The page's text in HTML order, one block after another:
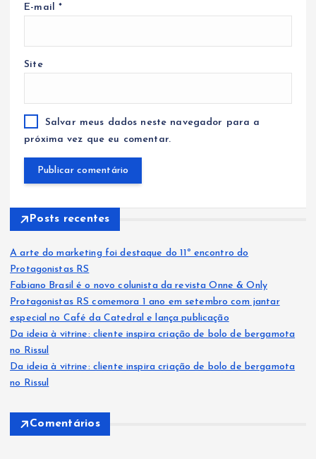
E-mail*
Site
Salvar meus dados neste navegador para a
próxima vez que eu comentar.
Posts recentes
A arte do marketing foi destaque do 11º encontro do
Protagonistas RS
Fabiano Brasil é o novo colunista da revista Onne & Only
Protagonistas RS comemora 1 ano em setembro com jantar
especial no Café da Catedral e lança publicação
Da ideia à vitrine: cliente inspira criação de bolo de bergamota
no Rissul
Da ideia à vitrine: cliente inspira criação de bolo de bergamota
no Rissul
Comentários